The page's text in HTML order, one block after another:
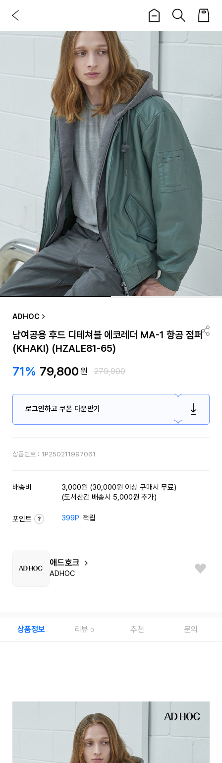
ADHOC
남여공용 후드 디테쳐블 에코레더 MA-1 항공 점퍼
(KHAKI) (HZALE81-65)
71% 79,800원 279,900
로그인하고 쿠폰 다운받기
상품번호 : 1P250211997061
배송비
3,000원 (30,000원 이상 구매시 무료)
(도서산간 배송시 5,000원 추가)
포인트 399P 적립
애드호크
ADHOC
상품정보 리뷰 0 추천 문의